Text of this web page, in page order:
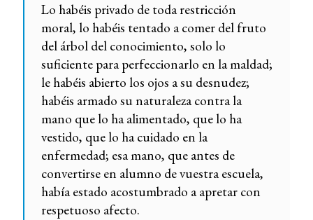
Lo habéis privado de toda restricción
moral, lo habéis tentado a comer del fruto
del árbol del conocimiento, solo lo
suficiente para perfeccionarlo en la maldad;
le habéis abierto los ojos a su desnudez;
habéis armado su naturaleza contra la
mano que lo ha alimentado, que lo ha
vestido, que lo ha cuidado en la
enfermedad; esa mano, que antes de
convertirse en alumno de vuestra escuela,
había estado acostumbrado a apretar con
respetuoso afecto.